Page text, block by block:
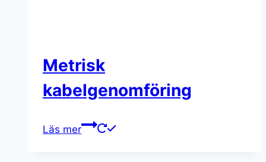
Metrisk
kabelgenomföring
Läs mer